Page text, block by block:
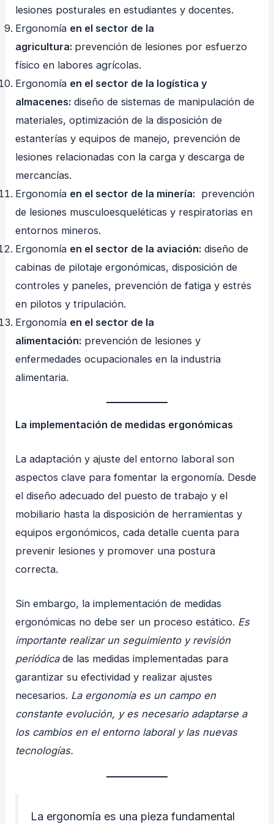
lesiones posturales en estudiantes y docentes.
Ergonomía en el sector de la
agricultura: prevención de lesiones por esfuerzo
físico en labores agrícolas.
Ergonomía en el sector de la logística y
almacenes: diseño de sistemas de manipulación de
materiales, optimización de la disposición de
estanterías y equipos de manejo, prevención de
lesiones relacionadas con la carga y descarga de
mercancías.
Ergonomía en el sector de la minería: prevención
de lesiones musculoesqueléticas y respiratorias en
entornos mineros.
Ergonomía en el sector de la aviación: diseño de
cabinas de pilotaje ergonómicas, disposición de
controles y paneles, prevención de fatiga y estrés
en pilotos y tripulación.
Ergonomía en el sector de la
alimentación: prevención de lesiones y
enfermedades ocupacionales en la industria
alimentaria.
La implementación de medidas ergonómicas
La adaptación y ajuste del entorno laboral son
aspectos clave para fomentar la ergonomía. Desde
el diseño adecuado del puesto de trabajo y el
mobiliario hasta la disposición de herramientas y
equipos ergonómicos, cada detalle cuenta para
prevenir lesiones y promover una postura
correcta.
Sin embargo, la implementación de medidas
ergonómicas no debe ser un proceso estático. Es
importante realizar un seguimiento y revisión
periódicade las medidas implementadas para
garantizar su efectividad y realizar ajustes
necesarios. La ergonomía es un campo en
constante evolución, y es necesario adaptarse a
los cambios en el entorno laboral y las nuevas
tecnologías.
La ergonomía es una pieza fundamental